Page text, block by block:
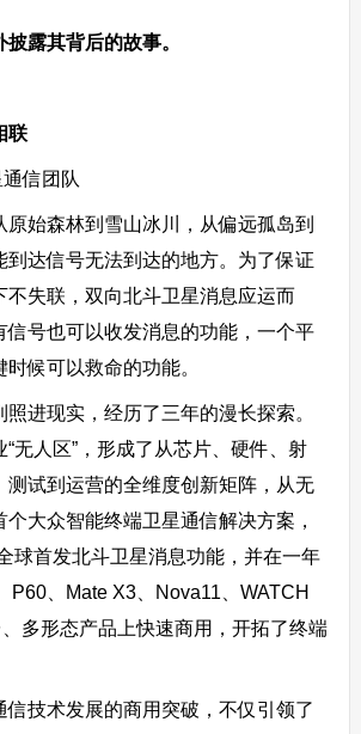
露其背后的故事。
联
信团队
原始森林到雪山冰川，从偏远孤岛到
到达信号无法到达的地方。为了保证
不失联，双向北斗卫星消息应运而
信号也可以收发消息的功能，一个平
候可以救命的功能。
进现实，经历了三年的漫长探索。
无人区”，形成了从芯片、硬件、射
测试到运营的全维度创新矩阵，从无
大众智能终端卫星通信解决方案，
球首发北斗卫星消息功能，并在一年
P60、Mate X3、Nova11、WATCH
多形态产品上快速商用，开拓了终端
信技术发展的商用突破，不仅引领了